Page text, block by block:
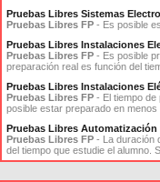
Pruebas Libres Sistemas
Pruebas Libres FP - Es posible
Pruebas Libres Instalaciones
Pruebas Libres FP - Es posible
preparación real es función del
Pruebas Libres Instalaciones
Pruebas Libres FP - El tiempo de
posible estar preparado en menos
Pruebas Libres
Pruebas Libres FP - La duración
del tiempo que estudie el alumno.